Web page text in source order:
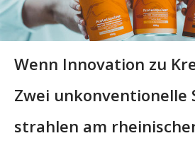
Wenn Innovation zu
Zwei unkonventionelle
strahlen am